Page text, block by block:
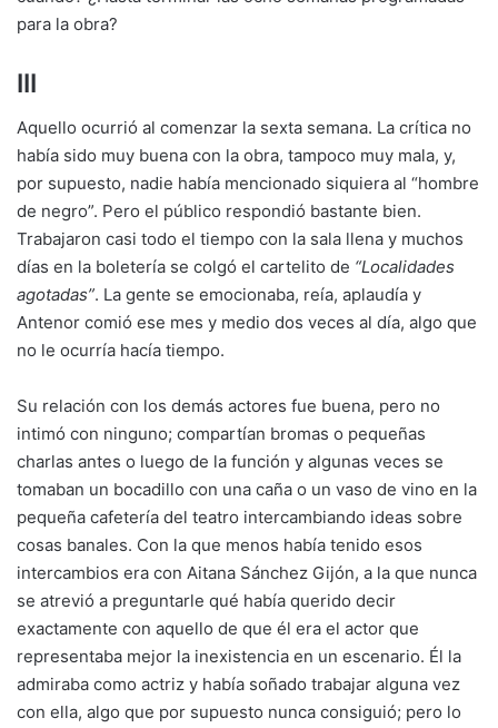
para la obra?
III
Aquello ocurrió al comenzar la sexta semana. La crítica no
había sido muy buena con la obra, tampoco muy mala, y,
por supuesto, nadie había mencionado siquiera al “hombre
de negro”. Pero el público respondió bastante bien.
Trabajaron casi todo el tiempo con la sala llena y muchos
días en la boletería se colgó el cartelito de “Localidades
agotadas”. La gente se emocionaba, reía, aplaudía y
Antenor comió ese mes y medio dos veces al día, algo que
no le ocurría hacía tiempo.
Su relación con los demás actores fue buena, pero no
intimó con ninguno; compartían bromas o pequeñas
charlas antes o luego de la función y algunas veces se
tomaban un bocadillo con una caña o un vaso de vino en la
pequeña cafetería del teatro intercambiando ideas sobre
cosas banales. Con la que menos había tenido esos
intercambios era con Aitana Sánchez Gijón, a la que nunca
se atrevió a preguntarle qué había querido decir
exactamente con aquello de que él era el actor que
representaba mejor la inexistencia en un escenario. Él la
admiraba como actriz y había soñado trabajar alguna vez
con ella, algo que por supuesto nunca consiguió; pero lo